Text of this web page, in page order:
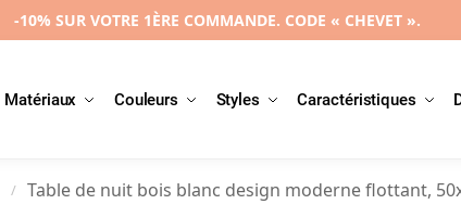
-10% SUR VOTRE 1ÈRE COMMANDE. CODE « CHEVET ».
Matériaux Couleurs Styles Caractéristiques
/ Table de nuit bois blanc design moderne flottant,